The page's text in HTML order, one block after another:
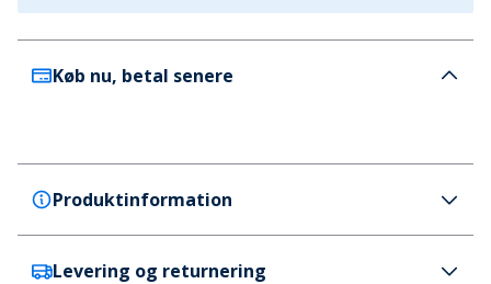
Køb nu, betal senere
Produktinformation
Timberland
Levering og returnering